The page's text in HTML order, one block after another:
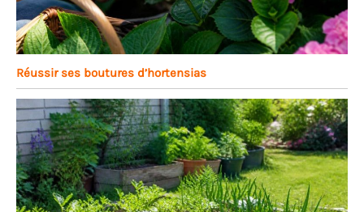
Réussir ses boutures d’hortensias